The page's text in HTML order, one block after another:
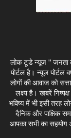
लोक टूडे न्यूज " जनता
पोर्टल है। न्यूज पोर्टल
लोगों की आवाज को
लक्ष्य है। खबरें
भविष्य में भी इसी तरह
दैनिक और पाक्षिक
आपका सभी का सहयोग